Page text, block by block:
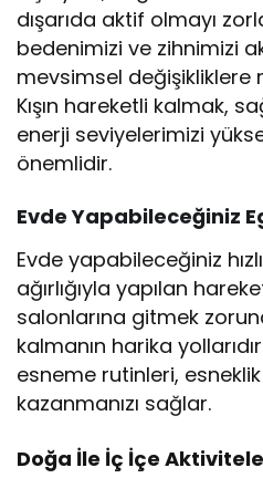
dışarıda aktif olmayı
bedenimizi ve zihnimizi
mevsimsel
Kışın hareketli kalmak,
enerji seviyelerimizi
önemlidir.
Evde Yapabileceğiniz
Evde yapabileceğiniz
ağırlığıyla yapılan
salonlarına gitmek
kalmanın harika
esneme rutinleri,
kazanmanızı sağlar.
Doğa İle İç İçe